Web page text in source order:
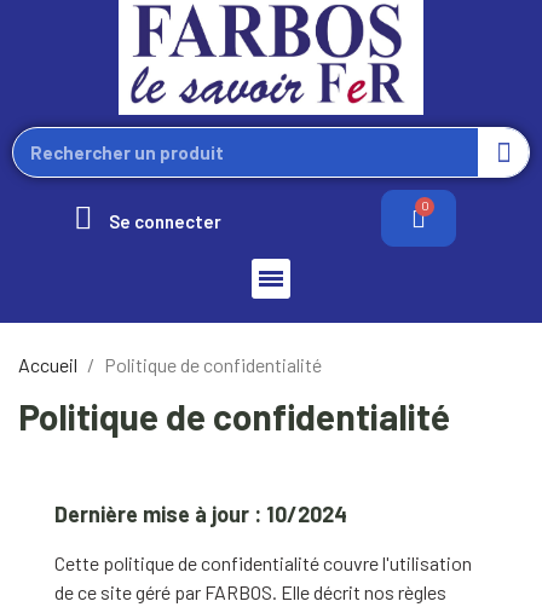
Se connecter
Accueil Politique de confidentialité
Politique de confidentialité
Dernière mise à jour : 10/2024
Cette politique de confidentialité couvre l'utilisation
de ce site géré par FARBOS. Elle décrit nos règles